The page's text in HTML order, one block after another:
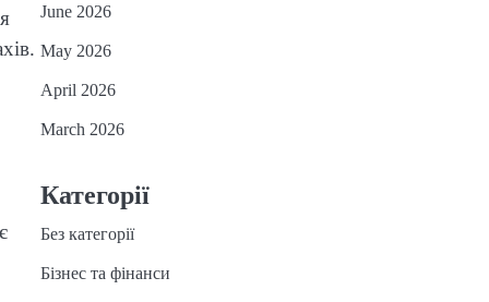
June 2026
May 2026
April 2026
March 2026
Категорії
Без категорії
Бізнес та фінанси